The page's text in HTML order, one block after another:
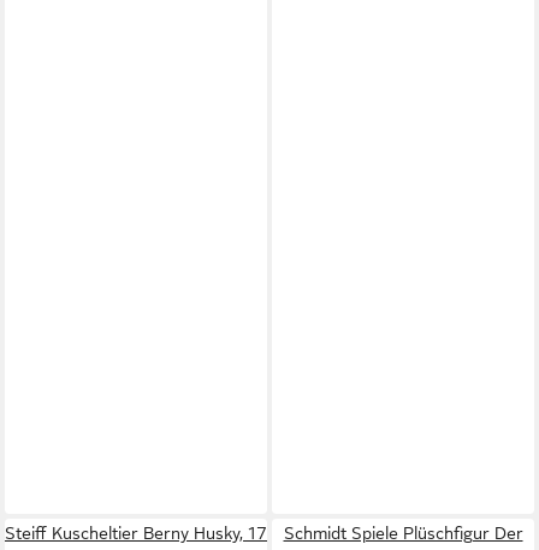
Steiff Kuscheltier Berny Husky, 17 Schmidt Spiele Plüschfigur Der